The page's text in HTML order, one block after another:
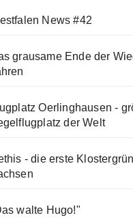
News #42
grausame Ende der
Oerlinghausen -
der Welt
- die erste
walte Hugo!"